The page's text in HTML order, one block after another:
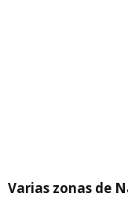
Varias zonas de